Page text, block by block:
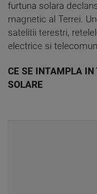
furtuna solara
magnetic al Terrei.
satelitii terestri,
electrice si
CE SE INTAMPLA IN
SOLARE